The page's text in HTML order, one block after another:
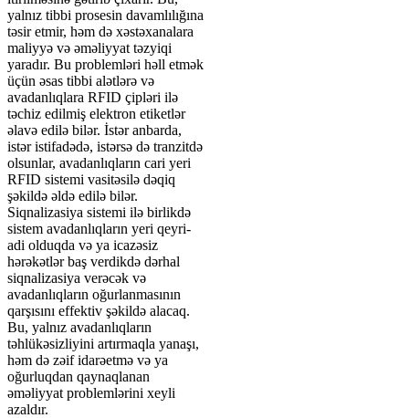
yalnız tibbi prosesin davamlılığına
təsir etmir, həm də xəstəxanalara
maliyyə və əməliyyat təzyiqi
yaradır. Bu problemləri həll etmək
üçün əsas tibbi alətlərə və
avadanlıqlara RFID çipləri ilə
təchiz edilmiş elektron etiketlər
əlavə edilə bilər. İstər anbarda,
istər istifadədə, istərsə də tranzitdə
olsunlar, avadanlıqların cari yeri
RFID sistemi vasitəsilə dəqiq
şəkildə əldə edilə bilər.
Siqnalizasiya sistemi ilə birlikdə
sistem avadanlıqların yeri qeyri-
adi olduqda və ya icazəsiz
hərəkətlər baş verdikdə dərhal
siqnalizasiya verəcək və
avadanlıqların oğurlanmasının
qarşısını effektiv şəkildə alacaq.
Bu, yalnız avadanlıqların
təhlükəsizliyini artırmaqla yanaşı,
həm də zəif idarəetmə və ya
oğurluqdan qaynaqlanan
əməliyyat problemlərini xeyli
azaldır.